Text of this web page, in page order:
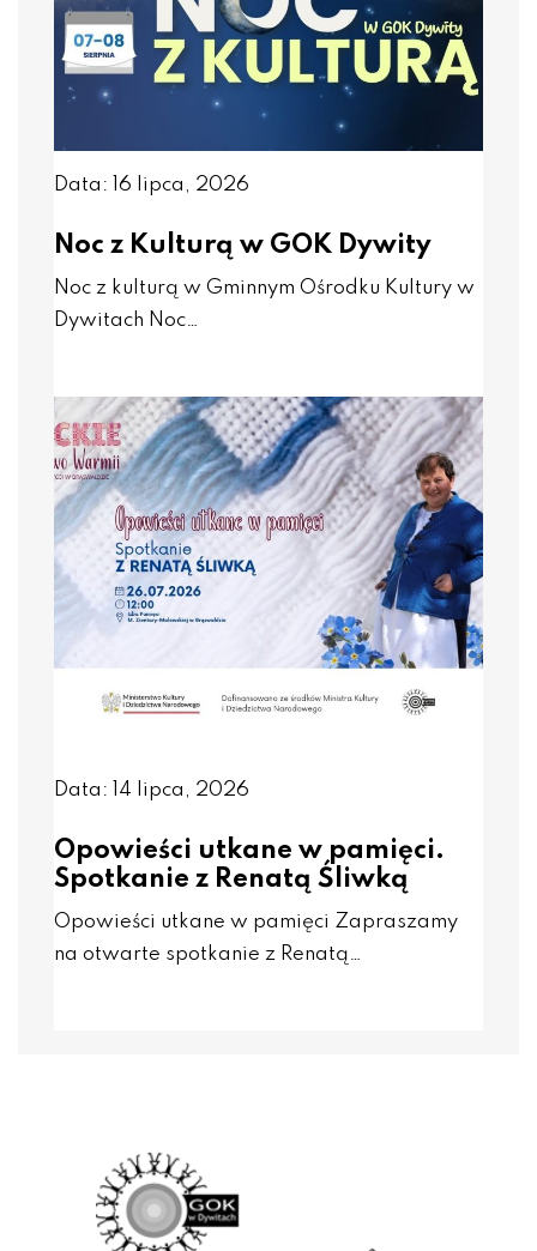
Data: 16 lipca, 2026
Noc z Kulturą w GOK Dywity
Noc z kulturą w Gminnym Ośrodku Kultury w
Dywitach Noc…
Data: 14 lipca, 2026
Opowieści utkane w pamięci.
Spotkanie z Renatą Śliwką
Opowieści utkane w pamięci Zapraszamy
na otwarte spotkanie z Renatą…